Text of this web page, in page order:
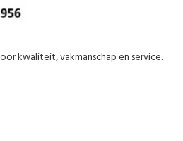
kwaliteit, vakmanschap en service.